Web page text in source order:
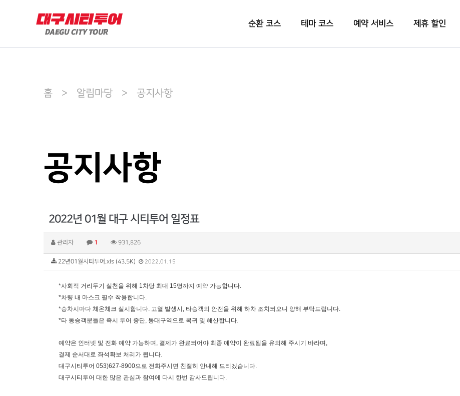
순환 코스 테마 코스 예약 서비스 제휴 할인
홈 > 알림마당 > 공지사항
공지사항
2022년 01월 대구 시티투어 일정표
관리자 1 931,826
22년01월시티투어.xls (43.5K) 2022.01.15
*사회적 거리두기 실천을 위해 1차당 최대 15명까지 예약 가능합니다.
*차량 내 마스크 필수 착용합니다.
*승차시마다 체온체크 실시합니다. 고열 발생시, 타승객의 안전을 위해 하차 조치되오니 양해 부탁드립니다.
*타 동승객분들은 즉시 투어 중단, 동대구역으로 복귀 및 해산합니다.
예약은 인터넷 및 전화 예약 가능하며, 결제가 완료되어야 최종 예약이 완료됨을 유의해 주시기 바라며,
결제 순서대로 좌석확보 처리가 됩니다.
대구시티투어 053)627-8900으로 전화주시면 친절히 안내해 드리겠습니다.
대구시티투어 대한 많은 관심과 참여에 다시 한번 감사드립니다.